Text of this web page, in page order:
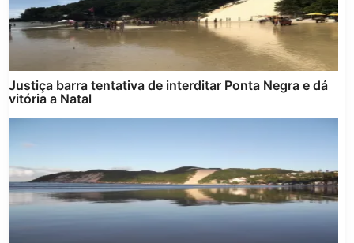
Justiça barra tentativa de interditar Ponta Negra e dá
vitória a Natal